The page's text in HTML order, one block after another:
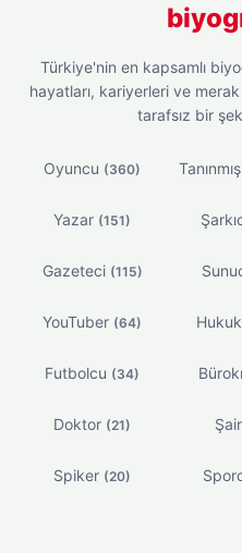
Türkiye'nin en kapsamlı
hayatları, kariyerleri ve
tarafsız bir
Oyuncu (360)
Yazar (151)
Gazeteci (115)
YouTuber (64)
Futbolcu (34)
Doktor (21) Şair
Spiker (20)